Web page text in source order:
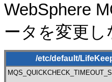
WebSphere
ータを変更
/etc/default/